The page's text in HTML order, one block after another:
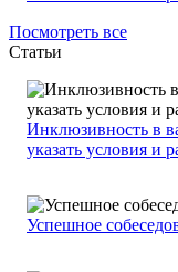
Посмотреть все
Статьи
Инклюзивность в
указать условия и
Успешное